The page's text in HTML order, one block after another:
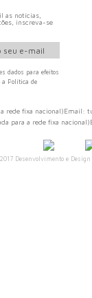
as notícias,
inscreva-se
dados para efeitos
a Política de
a rede fixa nacional)Email:
para a rede fixa
Desenvolvimento e